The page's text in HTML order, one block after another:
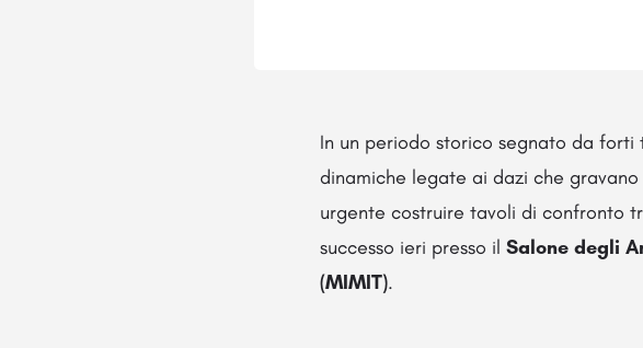
In un periodo storico segnato da
dinamiche legate ai dazi che
urgente costruire tavoli di confronto
successo ieri presso il Salone degli
(MIMIT).